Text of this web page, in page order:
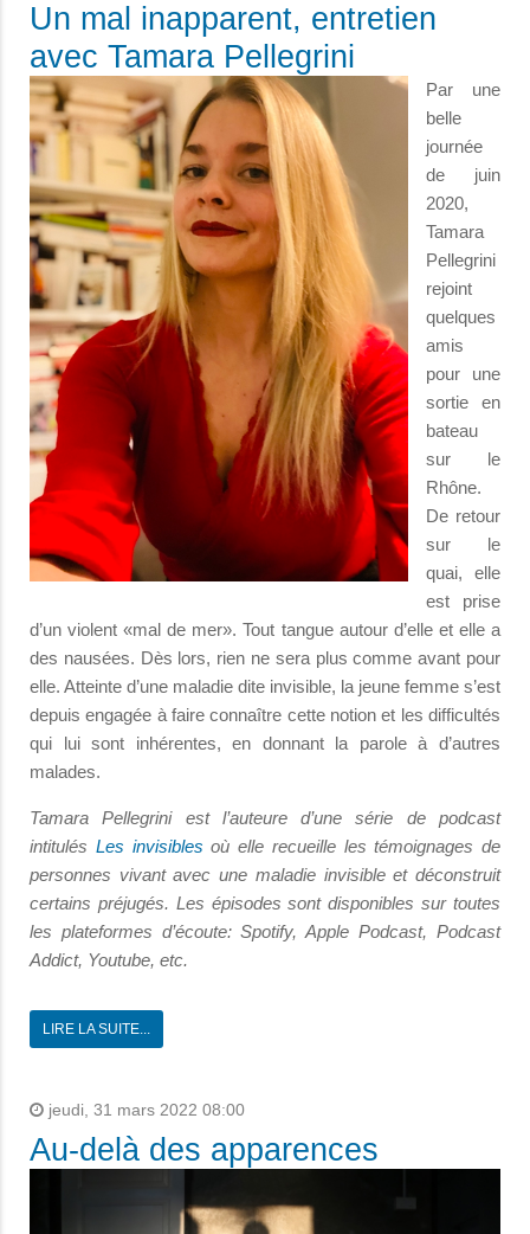
Un mal inapparent, entretien
avec Tamara Pellegrini
Par une
belle
journée
de juin
2020,
Tamara
Pellegrini
rejoint
quelques
amis
pour une
sortie en
bateau
sur le
Rhône.
De retour
sur le
quai, elle
est prise
d’un violent «mal de mer». Tout tangue autour d’elle et elle a
des nausées. Dès lors, rien ne sera plus comme avant pour
elle. Atteinte d’une maladie dite invisible, la jeune femme s’est
depuis engagée à faire connaître cette notion et les difficultés
qui lui sont inhérentes, en donnant la parole à d’autres
malades.
Tamara Pellegrini est l’auteure d’une série de podcast
intitulés Les invisibles où elle recueille les témoignages de
personnes vivant avec une maladie invisible et déconstruit
certains préjugés. Les épisodes sont disponibles sur toutes
les plateformes d’écoute: Spotify, Apple Podcast, Podcast
Addict, Youtube, etc.
LIRE LA SUITE...
jeudi, 31 mars 2022 08:00
Au-delà des apparences